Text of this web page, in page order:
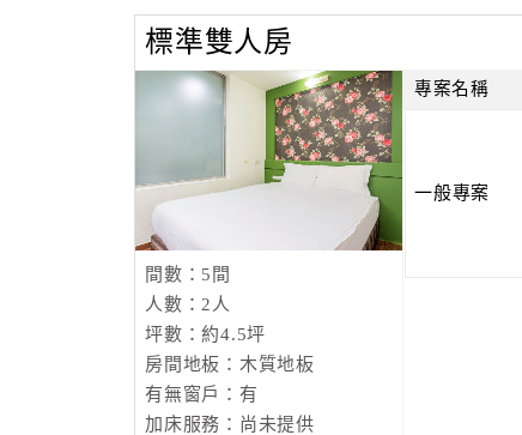
標準雙人房
間數：5間
人數：2人
坪數：約4.5坪
房間地板：木質地板
有無窗戶：有
加床服務：尚未提供
專案名稱
一般專案